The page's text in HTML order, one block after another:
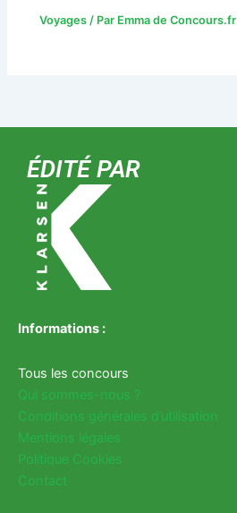
Voyages / Par Emma de Concours.fr
ÉDITÉ PAR
Informations :
Tous les concours
Qui sommes-nous ?
Conditions générales d’utilisation
Mentions légales
Politique Cookies
Contact